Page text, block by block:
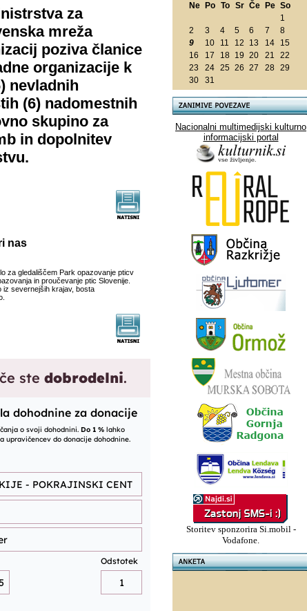
za
mreža
poziva članice
organizacije k
nevladnih
(6) nadomestnih
skupino za
in dopolnitev
nas
za gledališčem Park opazovanje pticv
in proučevanje ptic Slovenije.
iz severnejših krajav, bosta
Ne
Po To Sr Če Pe So
1
2
3 4 5 6 7
8
9
10 11 12 13 14
15
16
17 18 19 20 21
22
23
24 25 26 27 28 29
30
31
Nacionalni multimedijski kulturno
informacijski portal
Storitev sponzorira Si.mobil -
Vodafone.